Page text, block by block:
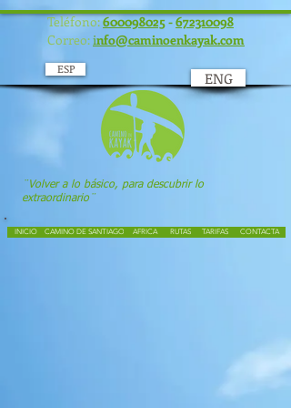
Teléfono:600098025-672310098
Correo:info@caminoenkayak.com
ESP ENG
¨Volver a lo básico, para descubrir lo
extraordinario¨
INICIO CAMINO DE SANTIAGO AFRICA RUTAS TARIFAS CONTACTA